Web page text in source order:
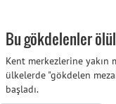
Bu gökdelenler
Kent merkezlerine yakın
ülkelerde "gökdelen
başladı.